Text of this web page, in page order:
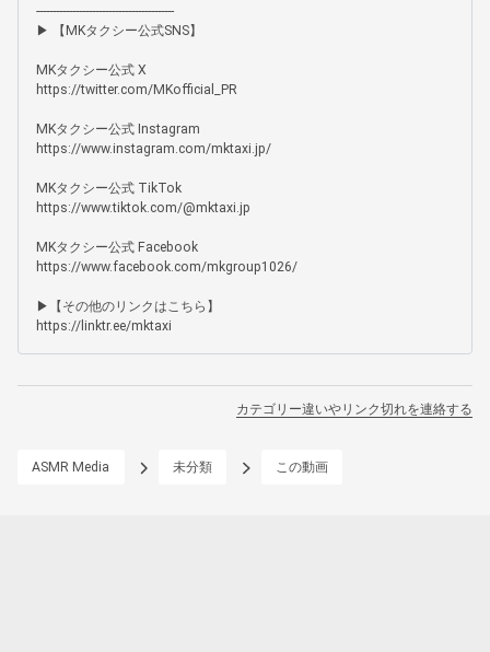
------------------------------------------
▶ 【MKタクシー公式SNS】
MKタクシー公式 X
https://twitter.com/MKofficial_PR
MKタクシー公式 Instagram
https://www.instagram.com/mktaxi.jp/
MKタクシー公式 TikTok
https://www.tiktok.com/@mktaxi.jp
MKタクシー公式 Facebook
https://www.facebook.com/mkgroup1026/
▶【その他のリンクはこちら】
https://linktr.ee/mktaxi
カテゴリー違いやリンク切れを連絡する
ASMR Media 未分類 この動画